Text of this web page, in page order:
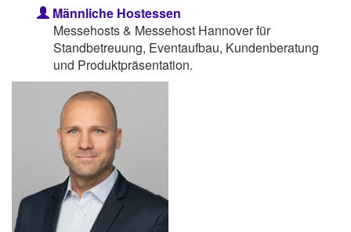
Männliche Hostessen
Messehosts & Messehost Hannover für
Standbetreuung, Eventaufbau, Kundenberatung
und Produktpräsentation.